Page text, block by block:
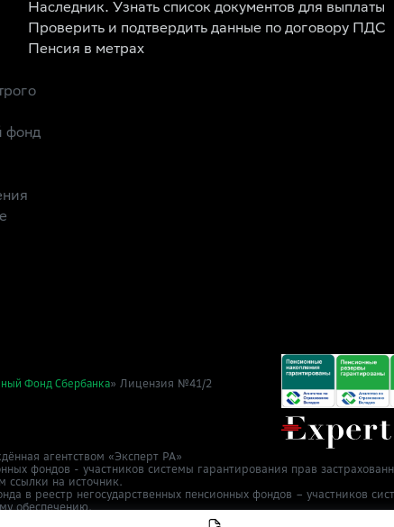
Наследник. Узнать список документов для выплаты
Проверить и подтвердить данные по договору ПДС
Пенсия в метрах
фонд
Фонд Сбербанка» Лицензия №41/2
агентством «Эксперт РА»
фондов - участников системы гарантирования прав
ссылки на источник.
в реестр негосударственных пенсионных фондов – участников
обеспечению.
Направить обращение